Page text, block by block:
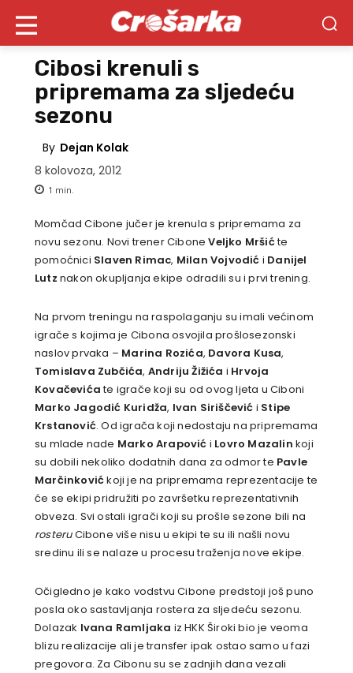
Cibosi krenuli s
pripremama za sljedeću
sezonu
By Dejan Kolak
8 kolovoza, 2012
1 min.
Momčad Cibone jučer je krenula s pripremama za
novu sezonu. Novi trener CiboneVeljko Mršićte
pomoćnici Slaven Rimac, Milan Vojvodić i Danijel
Lutz nakon okupljanja ekipe odradili su i prvi trening.
Na prvom treningu na raspolaganju su imali većinom
igrače s kojima je Cibona osvojila prošlosezonski
naslov prvaka – Marina Rozića, Davora Kusa,
Tomislava Zubčića, Andriju Žižića i Hrvoja
Kovačevićate igrače koji su od ovog ljeta u Ciboni
Marko Jagodić Kuridža, Ivan Siriščević i Stipe
Krstanović. Od igrača koji nedostaju na pripremama
su mlade nade Marko Arapović i Lovro Mazalin koji
su dobili nekoliko dodatnih dana za odmor te Pavle
Marčinkovićkoji je na pripremama reprezentacije te
će se ekipi pridružiti po završetku reprezentativnih
obveza. Svi ostali igrači koji su prošle sezone bili na
rosteruCibone više nisu u ekipi te su ili našli novu
sredinu ili se nalaze u procesu traženja nove ekipe.
Očigledno je kako vodstvu Cibone predstoji još puno
posla oko sastavljanja rostera za sljedeću sezonu.
Dolazak Ivana Ramljaka iz HKK Široki bio je veoma
blizu realizacije ali je transfer ipak ostao samo u fazi
pregovora. Za Cibonu su se zadnjih dana vezali